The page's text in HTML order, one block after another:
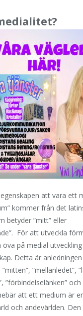
att vara ett
kommer från det
betyder ”mitt” eller
För att utveckla
öva på medial
Detta är
”mellanledet”,
”förbindelselänken”
att ett medium är
och andevärlden. Den